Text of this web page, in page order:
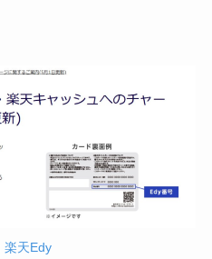
楽天Edy